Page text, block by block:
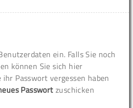
ein. Falls Sie noch
können Sie sich hier
ihr Passwort vergessen haben
Passwort zuschicken